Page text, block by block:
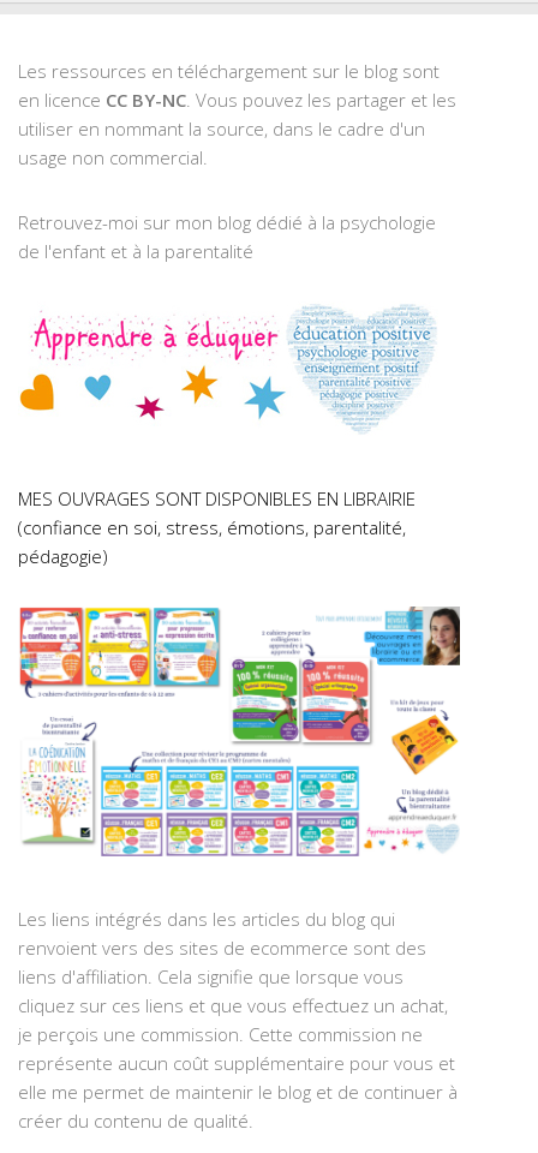
Les ressources en téléchargement sur le blog sont
en licence CC BY-NC. Vous pouvez les partager et les
utiliser en nommant la source, dans le cadre d'un
usage non commercial.
Retrouvez-moi sur mon blog dédié à la psychologie
de l'enfant et à la parentalité
MES OUVRAGES SONT DISPONIBLES EN LIBRAIRIE
(confiance en soi, stress, émotions, parentalité,
pédagogie)
Les liens intégrés dans les articles du blog qui
renvoient vers des sites de ecommerce sont des
liens d'affiliation. Cela signifie que lorsque vous
cliquez sur ces liens et que vous effectuez un achat,
je perçois une commission. Cette commission ne
représente aucun coût supplémentaire pour vous et
elle me permet de maintenir le blog et de continuer à
créer du contenu de qualité.